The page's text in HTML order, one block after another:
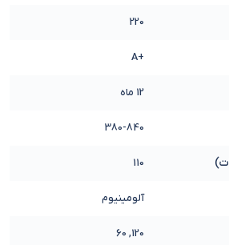
220
+A
12 ماه
380-840
110
آلومینیوم
120, 60